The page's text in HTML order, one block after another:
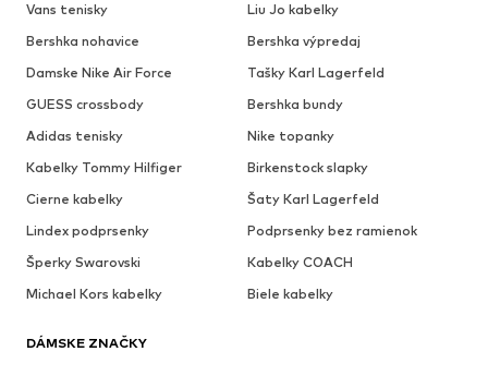
Vans tenisky
Liu Jo kabelky
Bershka nohavice
Bershka výpredaj
Damske Nike Air Force
Tašky Karl Lagerfeld
GUESS crossbody
Bershka bundy
Adidas tenisky
Nike topanky
Kabelky Tommy Hilfiger
Birkenstock slapky
Cierne kabelky
Šaty Karl Lagerfeld
Lindex podprsenky
Podprsenky bez ramienok
Šperky Swarovski
Kabelky COACH
Michael Kors kabelky
Biele kabelky
DÁMSKE ZNAČKY